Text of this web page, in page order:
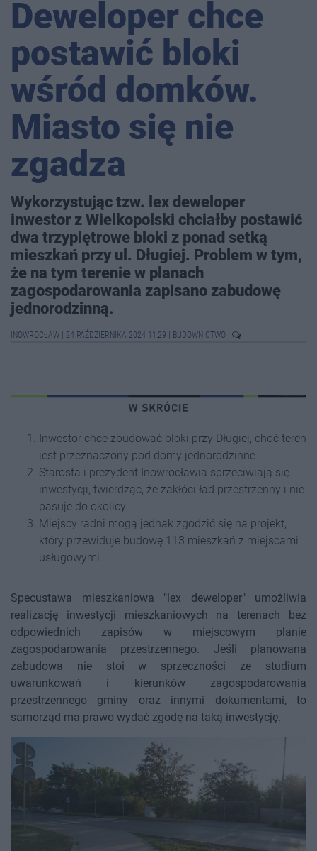
Deweloper chce
postawić bloki
wśród domków.
Miasto się nie
zgadza
Wykorzystując tzw. lex deweloper
inwestor z Wielkopolski chciałby postawić
dwa trzypiętrowe bloki z ponad setką
mieszkań przy ul. Długiej. Problem w tym,
że na tym terenie w planach
zagospodarowania zapisano zabudowę
jednorodzinną.
INOWROCŁAW 24 PAŹDZIERNIKA 2024 11:29 BUDOWNICTWO
Inwestor chce zbudować bloki przy Długiej, choć teren
jest przeznaczony pod domy jednorodzinne
Starosta i prezydent Inowrocławia sprzeciwiają się
inwestycji, twierdząc, że zakłóci ład przestrzenny i nie
pasuje do okolicy
Miejscy radni mogą jednak zgodzić się na projekt,
który przewiduje budowę 113 mieszkań z miejscami
usługowymi
Specustawa mieszkaniowa "lex deweloper" umożliwia
realizację inwestycji mieszkaniowych na terenach bez
odpowiednich zapisów w miejscowym planie
zagospodarowania przestrzennego. Jeśli planowana
zabudowa nie stoi w sprzeczności ze studium
uwarunkowań i kierunków zagospodarowania
przestrzennego gminy oraz innymi dokumentami, to
samorząd ma prawo wydać zgodę na taką inwestycję.